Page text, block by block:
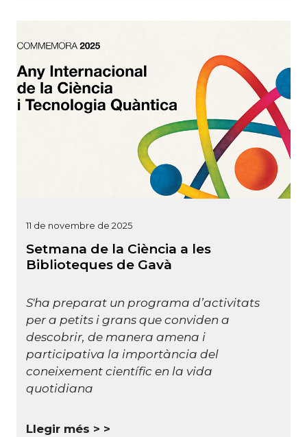
11 de novembre de 2025
Setmana de la Ciència a les
Biblioteques de Gavà
S'ha preparat un programa d’activitats
per a petits i grans que conviden a
descobrir, de manera amena i
participativa la importància del
coneixement científic en la vida
quotidiana
Llegir més >